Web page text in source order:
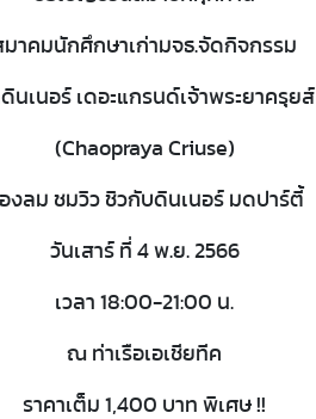
มาคมนักศึกษาเก่ามจธ.จัดกิจกรรม
นเนอร์ เดอะแกรนด์เจ้าพระยาครุยส์
(Chaopraya Criuse)
งลม ชมวิว ชิวกับดินเนอร์ มดปาร์ตี้
วันเสาร์ ที่ 4 พ.ย. 2566
เวลา 18:00-21:00 น.
ณ ท่าเรือเอเชียทีค
ราคาเต็ม 1,400 บาท พิเศษ !!